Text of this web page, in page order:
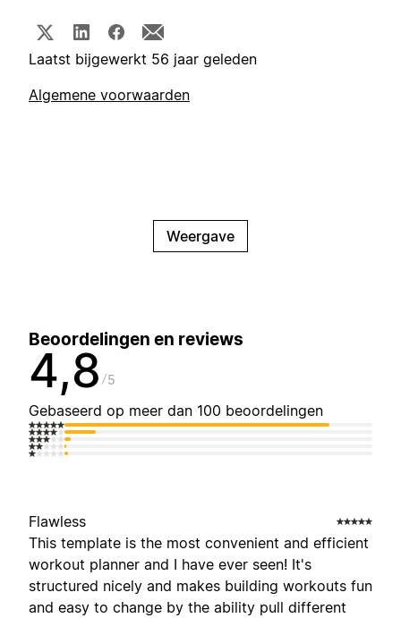
Laatst bijgewerkt 56 jaar geleden
Algemene voorwaarden
Weergave
Beoordelingen en reviews
4,8 5
Gebaseerd op meer dan 100 beoordelingen
Flawless
This template is the most convenient and efficient
workout planner and I have ever seen! It's
structured nicely and makes building workouts fun
and easy to change by the ability pull different